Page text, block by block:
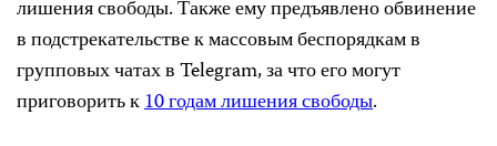
лишения свободы. Также ему предъявлено обвинение
в подстрекательстве к массовым беспорядкам в
групповых чатах в Telegram, за что его могут
приговорить к10 годам лишения свободы.